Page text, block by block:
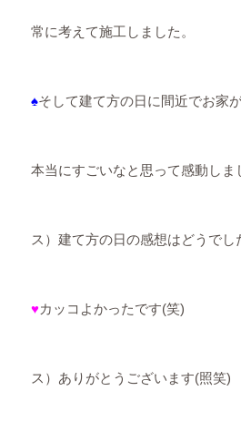
常に考えて施工しました。
♠そして建て方の日に間近でお家
本当にすごいなと思って感動しま
ス）建て方の日の感想はどうでし
♥カッコよかったです(笑)
ス）ありがとうございます(照笑)